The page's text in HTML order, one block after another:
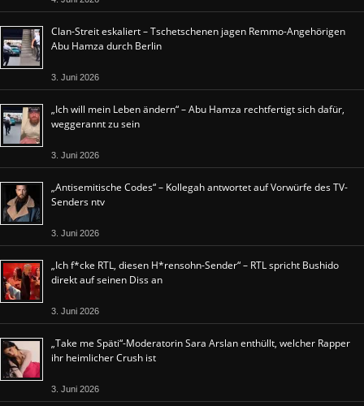
Clan-Streit eskaliert – Tschetschenen jagen Remmo-Angehörigen
Abu Hamza durch Berlin
3. Juni 2026
„Ich will mein Leben ändern“ – Abu Hamza rechtfertigt sich dafür,
weggerannt zu sein
3. Juni 2026
„Antisemitische Codes“ – Kollegah antwortet auf Vorwürfe des TV-
Senders ntv
3. Juni 2026
„Ich f*cke RTL, diesen H*rensohn-Sender“ – RTL spricht Bushido
direkt auf seinen Diss an
3. Juni 2026
„Take me Späti“-Moderatorin Sara Arslan enthüllt, welcher Rapper
ihr heimlicher Crush ist
3. Juni 2026